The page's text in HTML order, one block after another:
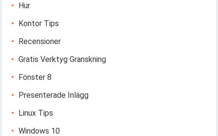
Hur
Kontor Tips
Recensioner
Gratis Verktyg Granskning
Fönster 8
Presenterade Inlägg
Linux Tips
Windows 10